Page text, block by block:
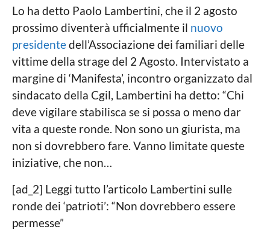
Lo ha detto Paolo Lambertini, che il 2 agosto
prossimo diventerà ufficialmente il nuovo
presidentedell’Associazione dei familiari delle
vittime della strage del 2 Agosto. Intervistato a
margine di ‘Manifesta’, incontro organizzato dal
sindacato della Cgil, Lambertini ha detto: “Chi
deve vigilare stabilisca se si possa o meno dar
vita a queste ronde. Non sono un giurista, ma
non si dovrebbero fare. Vanno limitate queste
iniziative, che non…
[ad_2] Leggi tutto l’articolo Lambertini sulle
ronde dei ‘patrioti’: “Non dovrebbero essere
permesse”